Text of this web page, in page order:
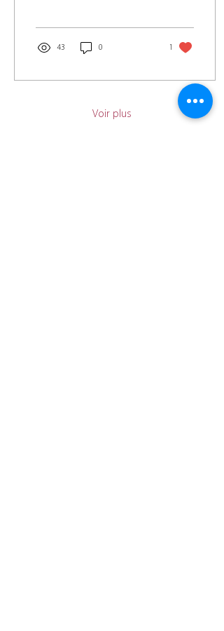
43 0 1
Voir plus